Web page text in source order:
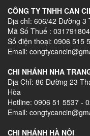
CÔNG TY TNHH CAN
Địa chỉ: 606/42 Đường 3
Mã Số Thuế :
Số điện thoại: 0906 515
Email:
CHI NHÁNH NHA
Địa Chỉ: 86 Đường 23
Hòa
Hotline: 0906 51 5537 -
Email:
CHI NHÁNH HÀ NỘI